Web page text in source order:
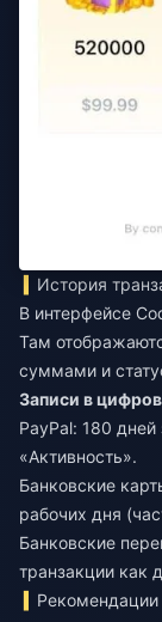
История
В интерфейсе
Там
суммами и
Записи в
PayPal: 180
«Активность».
Банковские
рабочих дня
Банковские
транзакции как